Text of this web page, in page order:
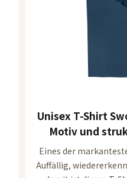
Unisex T-Shirt
Motiv und
Eines der
Auffällig,